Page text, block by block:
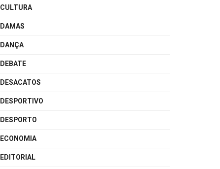
CULTURA
DAMAS
DANÇA
DEBATE
DESACATOS
DESPORTIVO
DESPORTO
ECONOMIA
EDITORIAL